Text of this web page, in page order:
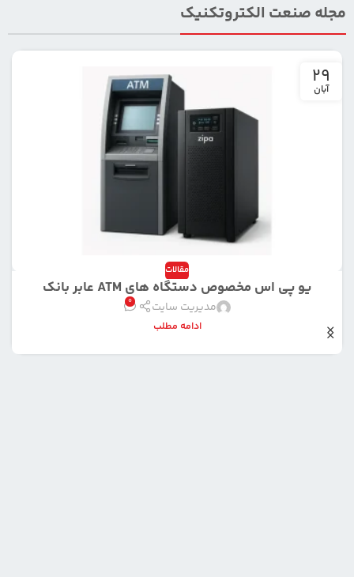
مجله صنعت الکتروتکنیک
29
آبان
مقالات
یو پی اس مخصوص دستگاه های ATM عابر بانک
مدیریت سایت 0
ادامه مطلب